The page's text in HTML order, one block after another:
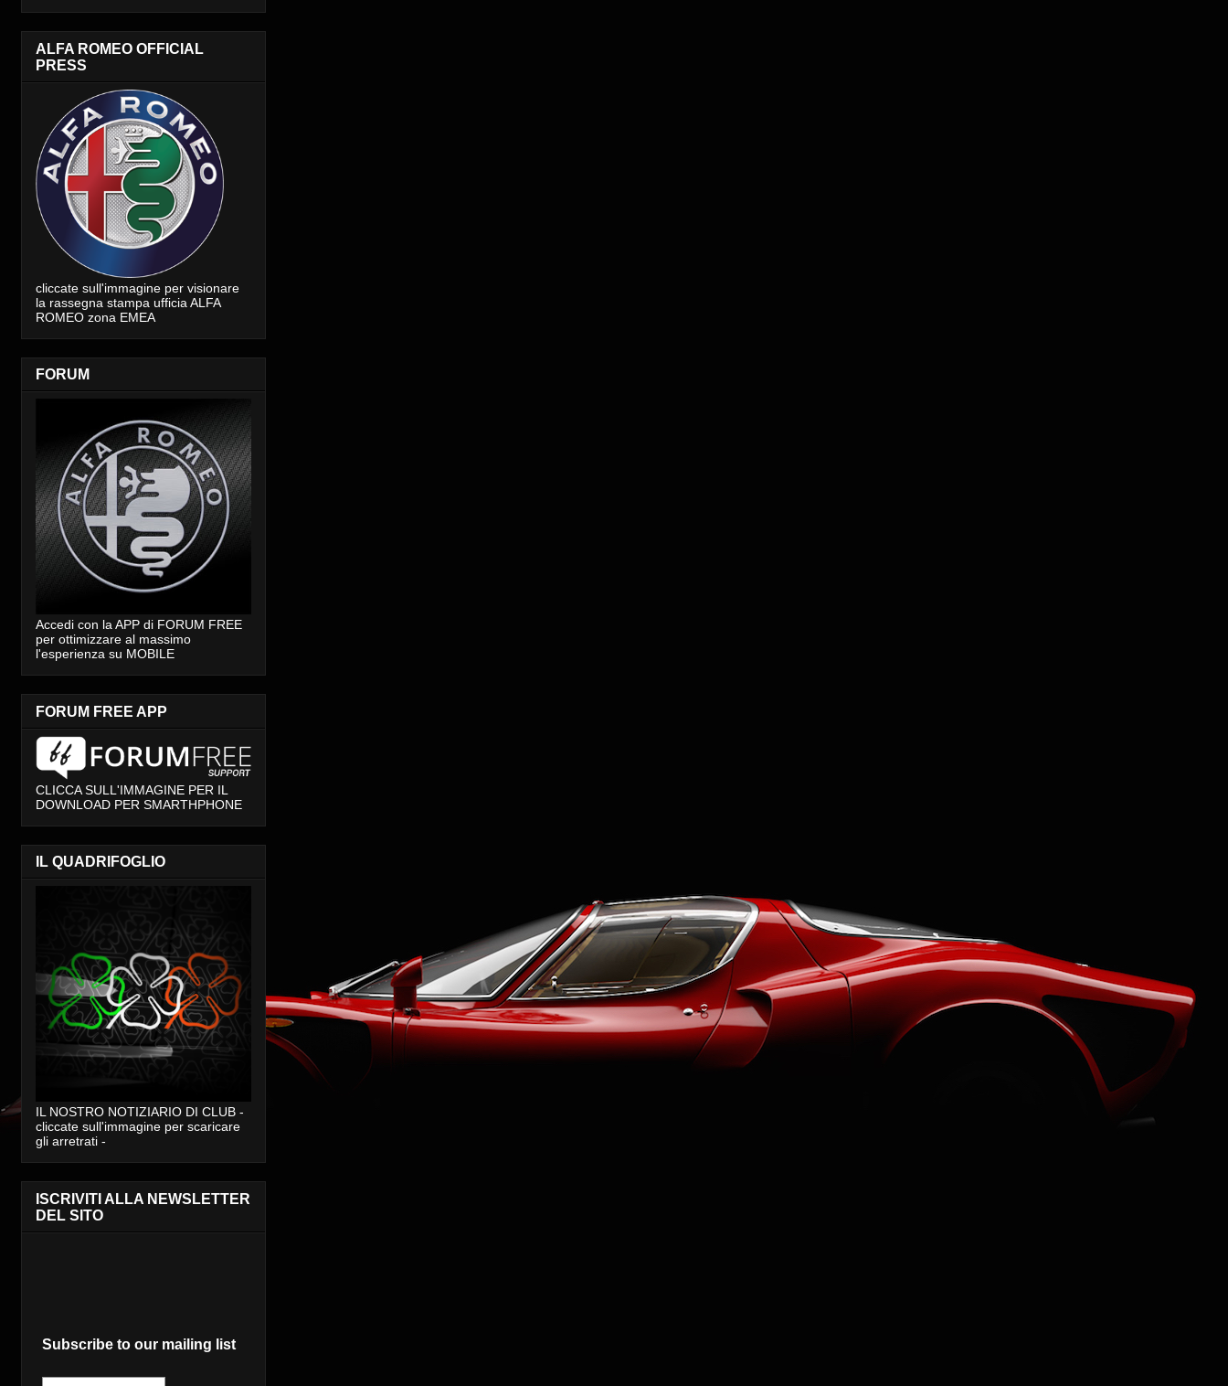
ALFA ROMEO OFFICIAL
PRESS
cliccate sull'immagine per visionare
la rassegna stampa ufficia ALFA
ROMEO zona EMEA
FORUM
Accedi con la APP di FORUM FREE
per ottimizzare al massimo
l'esperienza su MOBILE
FORUM FREE APP
CLICCA SULL'IMMAGINE PER IL
DOWNLOAD PER SMARTHPHONE
IL QUADRIFOGLIO
IL NOSTRO NOTIZIARIO DI CLUB -
cliccate sull'immagine per scaricare
gli arretrati -
ISCRIVITI ALLA NEWSLETTER
DEL SITO
Subscribe to our mailing list